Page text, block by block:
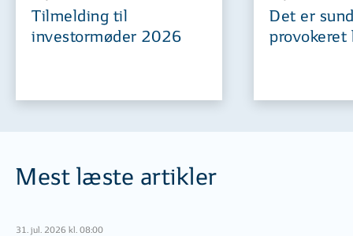
Tilmelding til
investormøder 2026
Det er
provokeret
Mest læste artikler
31. jul. 2026 kl. 08:00